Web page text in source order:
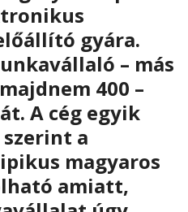
gyára.
– más
400 –
A cég egyik
a
magyaros
amiatt,